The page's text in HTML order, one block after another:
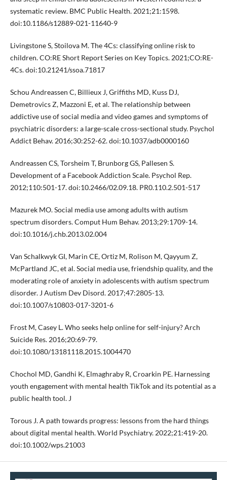
systematic review. BMC Public Health. 2021;21:1598.
doi:10.1186/s12889-021-11640-9
Livingstone S, Stoilova M. The 4Cs: classifying online risk to
children. CO:RE Short Report Series on Key Topics. 2021;CO:RE-
4Cs. doi:10.21241/ssoa.71817
Schou Andreassen C, Billieux J, Griffiths MD, Kuss DJ,
Demetrovics Z, Mazzoni E, et al. The relationship between
addictive use of social media and video games and symptoms of
psychiatric disorders: a large-scale cross-sectional study. Psychol
Addict Behav. 2016;30:252-62. doi:10.1037/adb0000160
Andreassen CS, Torsheim T, Brunborg GS, Pallesen S.
Development of a Facebook Addiction Scale. Psychol Rep.
2012;110:501-17. doi:10.2466/02.09.18. PR0.110.2.501-517
Mazurek MO. Social media use among adults with autism
spectrum disorders. Comput Hum Behav. 2013;29:1709-14.
doi:10.1016/j.chb.2013.02.004
Van Schalkwyk GI, Marin CE, Ortiz M, Rolison M, Qayyum Z,
McPartland JC, et al. Social media use, friendship quality, and the
moderating role of anxiety in adolescents with autism spectrum
disorder. J Autism Dev Disord. 2017;47:2805-13.
doi:10.1007/s10803-017-3201-6
Frost M, Casey L. Who seeks help online for self-injury? Arch
Suicide Res. 2016;20:69-79.
doi:10.1080/13181118.2015.1004470
Chochol MD, Gandhi K, Elmaghraby R, Croarkin PE. Harnessing
youth engagement with mental health TikTok and its potential as a
public health tool. J
Torous J. A path towards progress: lessons from the hard things
about digital mental health. World Psychiatry. 2022;21:419-20.
doi:10.1002/wps.21003